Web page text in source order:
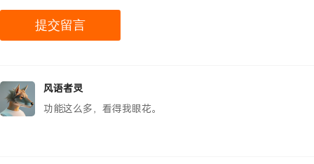
风语者灵
功能这么多，看得我眼花。